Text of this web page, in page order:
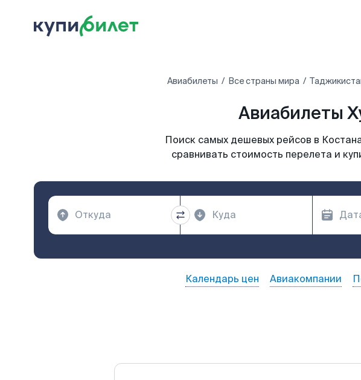
Авиабилеты Все страны мира
Авиабилеты
Поиск самых дешевых рейсов в
сравнивать стоимость перелета и
Календарь цен Авиакомпании